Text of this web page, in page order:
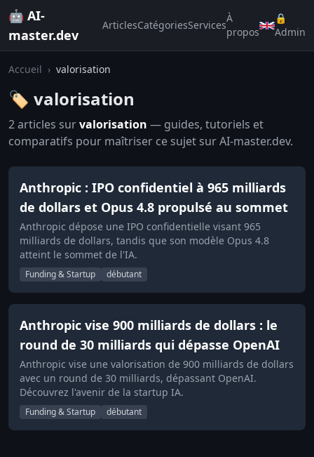
🤖 AI-
master.dev
ArticlesCatégoriesServices
À
propos
🔒
Admin
Accueil › valorisation
🏷️ valorisation
2 articles survalorisation — guides, tutoriels et
comparatifs pour maîtriser ce sujet sur AI-master.dev.
Anthropic : IPO confidentiel à 965 milliards
de dollars et Opus 4.8 propulsé au sommet
Anthropic dépose une IPO confidentielle visant 965
milliards de dollars, tandis que son modèle Opus 4.8
atteint le sommet de l'IA.
Funding & Startup débutant
Anthropic vise 900 milliards de dollars : le
round de 30 milliards qui dépasse OpenAI
Anthropic vise une valorisation de 900 milliards de dollars
avec un round de 30 milliards, dépassant OpenAI.
Découvrez l'avenir de la startup IA.
Funding & Startup débutant